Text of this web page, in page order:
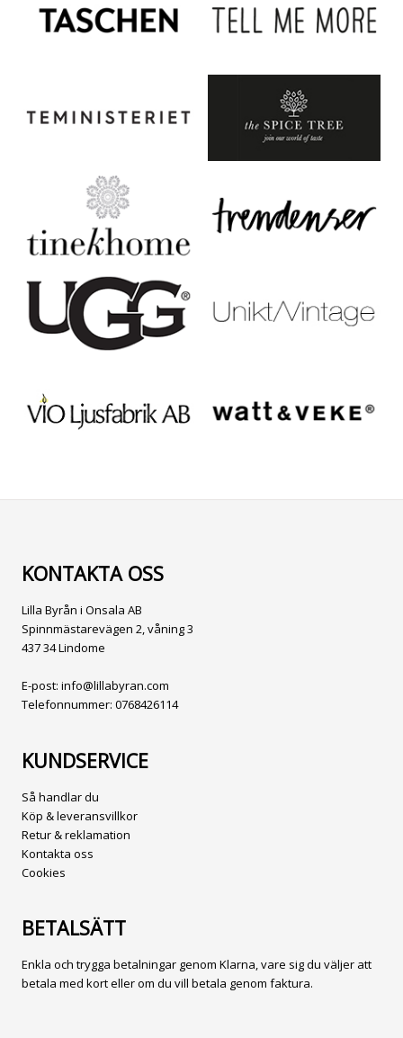
KONTAKTA OSS
Lilla Byrån i Onsala AB
Spinnmästarevägen 2, våning 3
437 34 Lindome
E-post: info@lillabyran.com
Telefonnummer: 0768426114
KUNDSERVICE
Så handlar du
Köp & leveransvillkor
Retur & reklamation
Kontakta oss
Cookies
BETALSÄTT
Enkla och trygga betalningar genom Klarna, vare sig du väljer att
betala med kort eller om du vill betala genom faktura.